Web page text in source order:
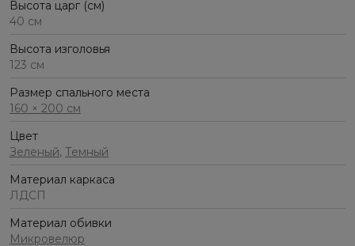
Высота царг (см)
40 см
Высота изголовья
123 см
Размер спального места
160 × 200 см
Цвет
Зеленый, Темный
Материал каркаса
ЛДСП
Материал обивки
Микровелюр